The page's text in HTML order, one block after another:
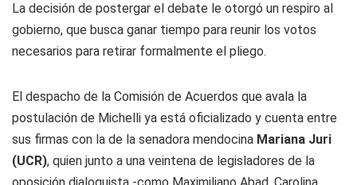
La decisión de postergar el debate le otorgó un respiro al
gobierno, que busca ganar tiempo para reunir los votos
necesarios para retirar formalmente el pliego.
El despacho de la Comisión de Acuerdos que avala la
postulación de Michelli ya está oficializado y cuenta entre
sus firmas con la de la senadora mendocina Mariana Juri
(UCR), quien junto a una veintena de legisladores de la